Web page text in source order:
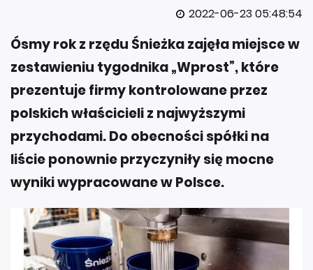
2022-06-23 05:48:54
Ósmy rok z rzędu Śnieżka zajęła miejsce w
zestawieniu tygodnika „Wprost”, które
prezentuje firmy kontrolowane przez
polskich właścicieli z najwyższymi
przychodami. Do obecności spółki na
liście ponownie przyczyniły się mocne
wyniki wypracowane w Polsce.